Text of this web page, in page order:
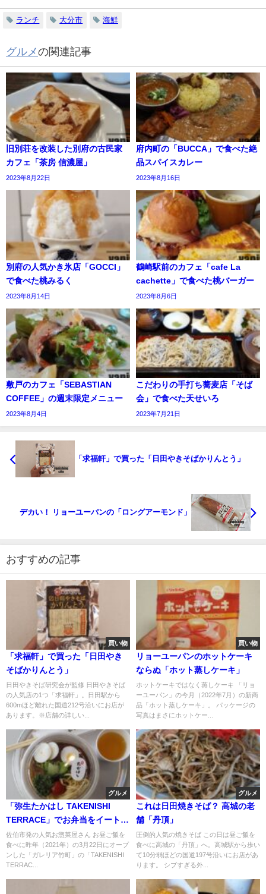
ランチ 大分市 海鮮
グルメの関連記事
旧別荘を改装した別府の古民家
カフェ「茶房 信濃屋」
2023年8月22日
府内町の「BUCCA」で食べた絶
品スパイスカレー
2023年8月16日
別府の人気かき氷店「GOCCI」
で食べた桃みるく
2023年8月14日
鶴崎駅前のカフェ「cafe La
cachette」で食べた桃バーガー
2023年8月6日
敷戸のカフェ「SEBASTIAN
COFFEE」の週末限定メニュー
2023年8月4日
こだわりの手打ち蕎麦店「そば
会」で食べた天せいろ
2023年7月21日
「求福軒」で買った「日田やきそばかりんとう」
デカい！ リョーユーパンの「ロングアーモンド」
おすすめの記事
買い物
「求福軒」で買った「日田やき
そばかりんとう」
日田やきそば研究会が監修 日田やきそば
の人気店の1つ「求福軒」。日田駅から
600mほど離れた国道212号沿いにお店が
あります。※店舗の詳しい...
買い物
リョーユーパンのホットケーキ
ならぬ「ホット蒸しケーキ」
ホットケーキではなく蒸しケーキ 「リョ
ーユーパン」の今月（2022年7月）の新商
品「ホット蒸しケーキ」。 パッケージの
写真はまさにホットケー...
グルメ
「弥生たかはし TAKENISHI
TERRACE」でお弁当をイートイ
ン
佐伯市発の人気お惣菜屋さん お昼ご飯を
食べに昨年（2021年）の3月22日にオープ
ンした「ガレリア竹町」の「TAKENISHI
TERRAC...
グルメ
これは日田焼きそば？ 高城の老
舗「丹頂」
圧倒的人気の焼きそば この日は昼ご飯を
食べに高城の「丹頂」へ。高城駅から歩い
て10分弱ほどの国道197号沿いにお店があ
ります。 シブすぎる外...